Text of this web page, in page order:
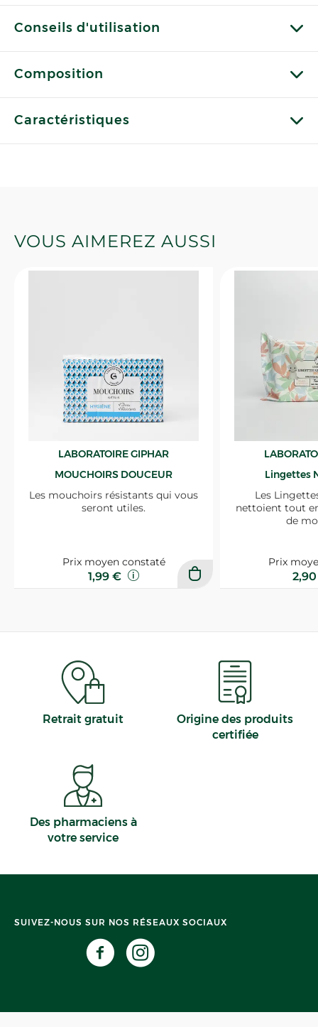
Conseils d'utilisation
Composition
Caractéristiques
VOUS AIMEREZ AUSSI
LABORATOIRE GIPHAR
MOUCHOIRS DOUCEUR
Les mouchoirs résistants qui vous
seront utiles.
Prix moyen constaté
1,99 €
Lingettes
Les
nettoient tout
de
Prix
Retrait gratuit
Origine des produits
certifiée
Des pharmaciens à
votre service
SUIVEZ-NOUS SUR NOS RÉSEAUX SOCIAUX